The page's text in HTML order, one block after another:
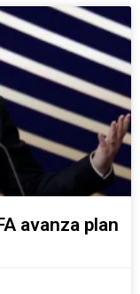
avanza plan